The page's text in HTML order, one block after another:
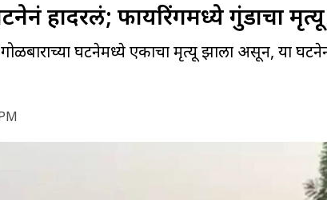
हादरलं; फायरिंगमध्ये गुंडाचा मृत्यू
घटनेमध्ये एकाचा मृत्यू झाला असून, या